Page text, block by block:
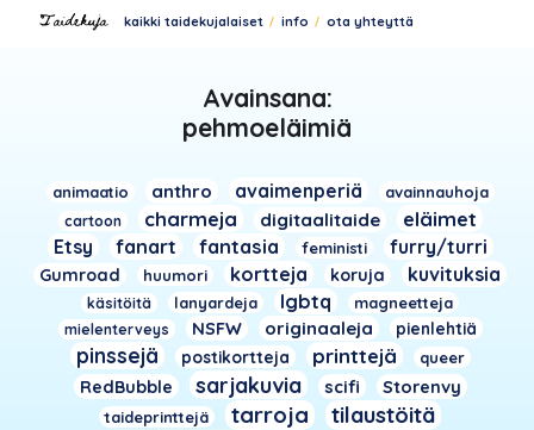
kaikki taidekujalaiset info ota yhteyttä
Avainsana:
pehmoeläimiä
animaatio anthro avaimenperiä avainnauhoja
cartoon charmeja digitaalitaide eläimet
Etsy fanart fantasia feministi furry/turri
Gumroad huumori kortteja koruja kuvituksia
käsitöitä lanyardeja lgbtq magneetteja
mielenterveys NSFW originaaleja pienlehtiä
pinssejä postikortteja printtejä queer
RedBubble sarjakuvia scifi Storenvy
taideprinttejä tarroja tilaustöitä